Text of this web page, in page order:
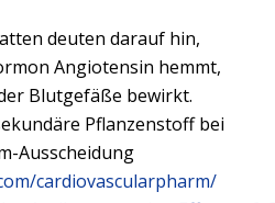
deuten darauf hin,
Angiotensin hemmt,
Blutgefäße bewirkt.
Pflanzenstoff bei
Ausscheidung
cardiovascularpharm/